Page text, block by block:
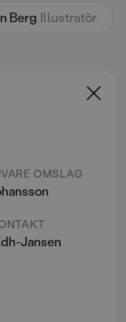
Berg Illustratör
OMSLAG
Jansen